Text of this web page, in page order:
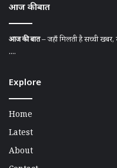
आज की बात
आज की बात– जहाँ मिलती है सच्ची खबर,
....
Explore
Home
Latest
About